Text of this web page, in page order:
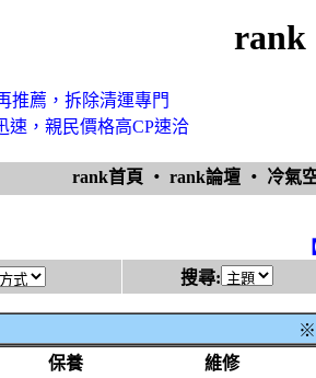
rank
推薦，拆除清運專門
速，親民價格高CP速洽
rank首頁 ‧ rank論壇 ‧ 冷氣
搜尋:
※
保養
維修